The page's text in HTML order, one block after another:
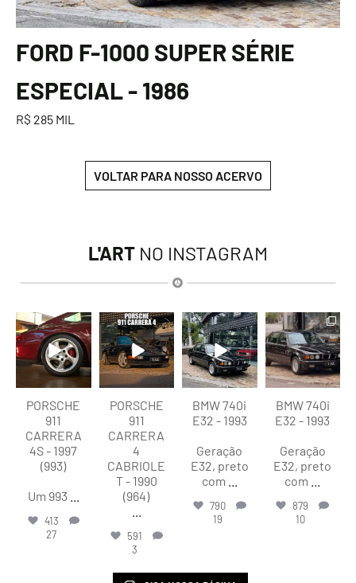
FORD F-1000 SUPER SÉRIE
ESPECIAL - 1986
R$ 285 MIL
VOLTAR PARA NOSSO ACERVO
L'ART NO INSTAGRAM
lart.br
Ago 5
PORSCHE
911
CARRERA
4S - 1997
(993)
Um 993
413
27
lart.br
Ago 4
PORSCHE
911
CARRERA
4
CABRIOLE
T - 1990
(964)
591
3
lart.br
Ago 4
BMW 740i
E32 - 1993
Geração
E32, preto
com
790
19
lart.br
Ago 4
BMW 740i
E32 - 1993
Geração
E32, preto
com
879
10